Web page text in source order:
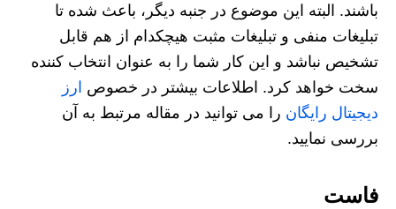
باشند. البته این موضوع در جنبه دیگر، باعث شده تا
تبلیغات منفی و تبلیغات مثبت هیچکدام از هم قابل
تشخیص نباشد و این کار شما را به عنوان انتخاب کننده
سخت خواهد کرد. اطلاعات بیشتر در خصوص ارز
دیجیتال رایگان را می توانید در مقاله مرتبط به آن
بررسی نمایید.
فاست